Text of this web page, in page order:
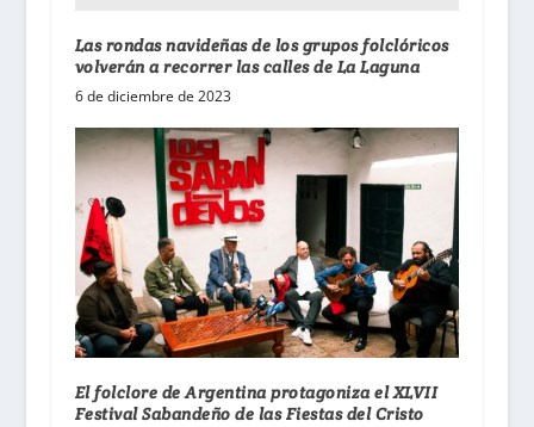
Las rondas navideñas de los grupos folclóricos
volverán a recorrer las calles de La Laguna
6 de diciembre de 2023
El folclore de Argentina protagoniza el XLVII
Festival Sabandeño de las Fiestas del Cristo